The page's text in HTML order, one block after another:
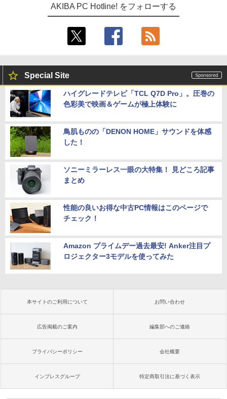
AKIBA PC Hotline! をフォローする
Special Site
ハイグレードテレビ「TCL Q7D Pro」。圧巻の
色彩美で映画＆ゲームが極上体験に
鳥肌ものの「DENON HOME」サウンドを体感
した！
ソニーミラーレス一眼の大特集！ 見どころ記事
まとめ
性能の良いお得な中古PC情報はこのページで
チェック！
Amazon プライムデー過去最安! Anker注目プ
ロジェクター3モデルを使ってみた
本サイトのご利用について お問い合わせ
広告掲載のご案内 編集部へのご連絡
プライバシーポリシー 会社概要
インプレスグループ 特定商取引法に基づく表示